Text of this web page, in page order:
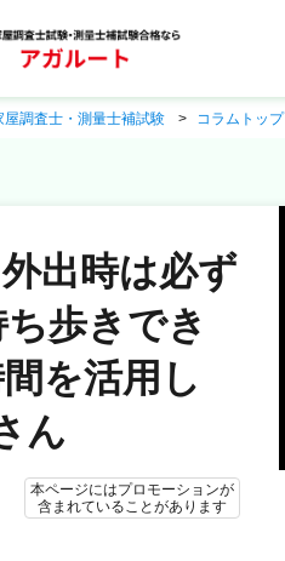
屋調査士・測量士補試験 コラムトップ
出時は必ず
歩きでき
を活用し
ん
本ページにはプロモーションが
含まれていることがあります